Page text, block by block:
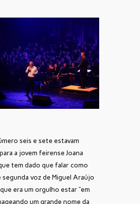
seis e sete estavam
a jovem feirense Joana
tem dado que falar como
voz de Miguel Araújo
era um orgulho estar “em
um grande nome da